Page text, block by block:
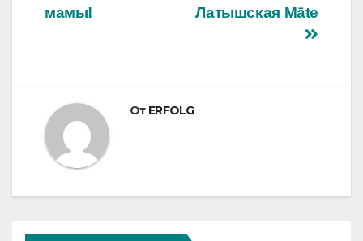
по
Латышская Māte
мамы!
От ERFOLG